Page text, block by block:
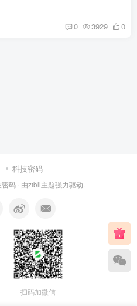
0 3929 0
科技密码
密码 · 由zibll主题强力驱动.
扫码加微信